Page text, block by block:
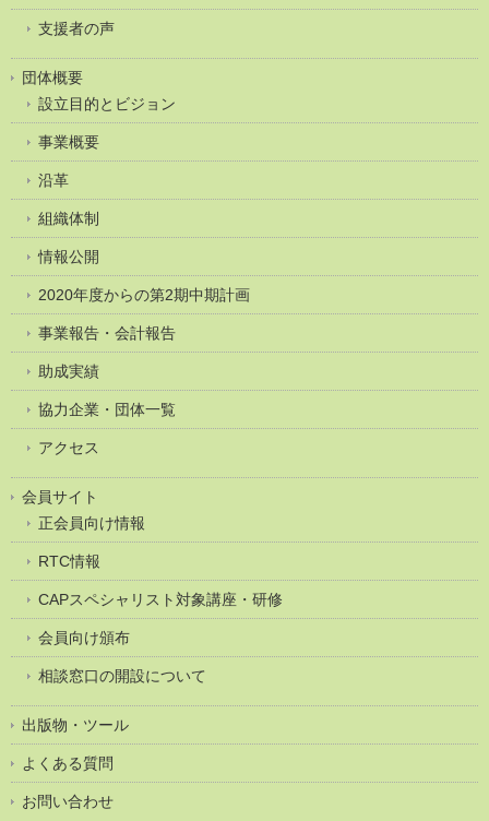
支援者の声
団体概要
設立目的とビジョン
事業概要
沿革
組織体制
情報公開
2020年度からの第2期中期計画
事業報告・会計報告
助成実績
協力企業・団体一覧
アクセス
会員サイト
正会員向け情報
RTC情報
CAPスペシャリスト対象講座・研修
会員向け頒布
相談窓口の開設について
出版物・ツール
よくある質問
お問い合わせ